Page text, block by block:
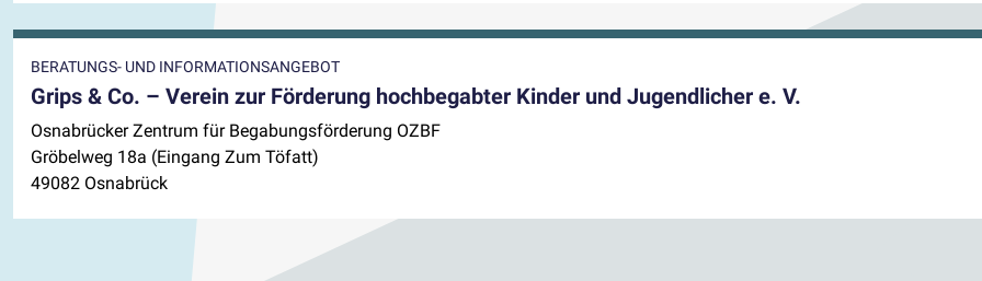
BERATUNGS- UND INFORMATIONSANGEBOT
Grips & Co. – Verein zur Förderung hochbegabter Kinder und Jugendlicher e. V.
Osnabrücker Zentrum für Begabungsförderung OZBF
Gröbelweg 18a (Eingang Zum Töfatt)
49082 Osnabrück